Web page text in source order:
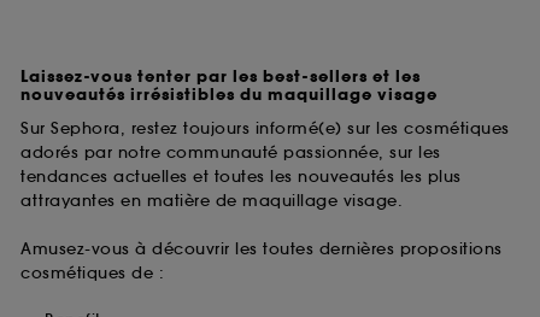
Laissez-vous tenter par les best-sellers et les
nouveautés irrésistibles du maquillage visage
Sur Sephora, restez toujours informé(e) sur les cosmétiques
adorés par notre communauté passionnée, sur les
tendances actuelles et toutes les nouveautés les plus
attrayantes en matière de maquillage visage.
Amusez-vous à découvrir les toutes dernières propositions
cosmétiques de :